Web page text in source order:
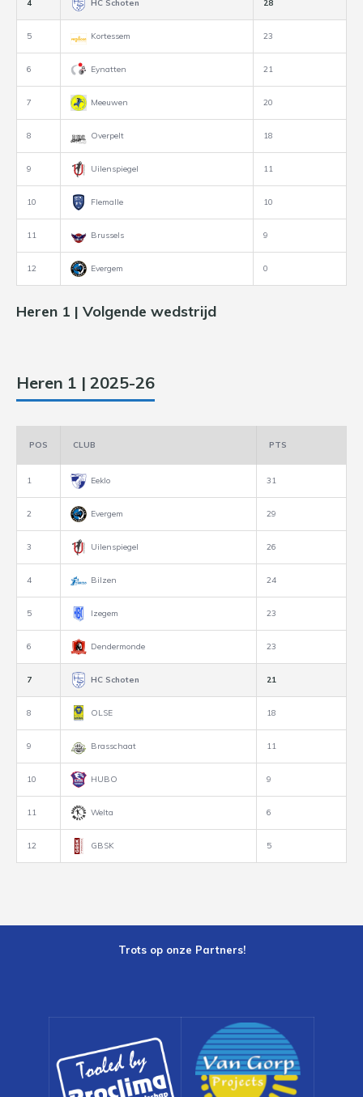
4 HC Schoten 28
5 Kortessem 23
6 Eynatten 21
7 Meeuwen 20
8 Overpelt 18
9 Uilenspiegel 11
10 Flemalle 10
11 Brussels 9
12 Evergem 0
Heren 1 | Volgende wedstrijd
Heren 1 | 2025-26
POS CLUB PTS
1 Eeklo 31
2 Evergem 29
3 Uilenspiegel 26
4 Bilzen 24
5 Izegem 23
6 Dendermonde 23
7 HC Schoten 21
8 OLSE 18
9 Brasschaat 11
10 HUBO 9
11 Welta 6
12 GBSK 5
Trots op onze Partners!